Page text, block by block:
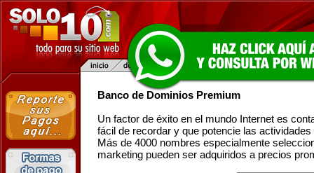
Banco de Dominios Premium
Un factor de éxito en el mundo Internet es
fácil de recordar y que potencie las
Más de 4000 nombres especialmente
marketing pueden ser adquiridos a precios